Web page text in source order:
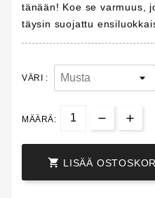
tänään! Koe se varmuus,
täysin suojattu
VÄRI :
MÄÄRÄ:
 LISÄÄ